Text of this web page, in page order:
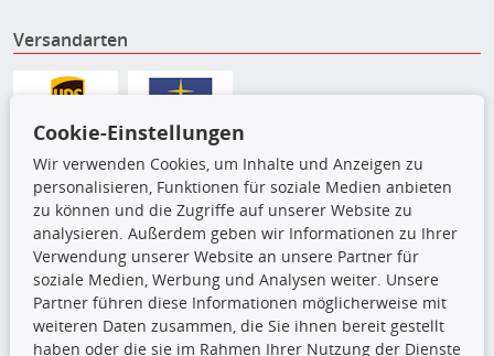
Versandarten
Die hier angezeigten Daten,
insbesondere die gesamte Datenbank,
Cookie-Einstellungen
Wir verwenden Cookies, um Inhalte und Anzeigen zu
personalisieren, Funktionen für soziale Medien anbieten
zu können und die Zugriffe auf unserer Website zu
analysieren. Außerdem geben wir Informationen zu Ihrer
Verwendung unserer Website an unsere Partner für
soziale Medien, Werbung und Analysen weiter. Unsere
Partner führen diese Informationen möglicherweise mit
weiteren Daten zusammen, die Sie ihnen bereit gestellt
haben oder die sie im Rahmen Ihrer Nutzung der Dienste